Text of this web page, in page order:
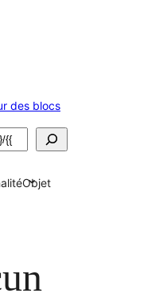
des blocs
Objet